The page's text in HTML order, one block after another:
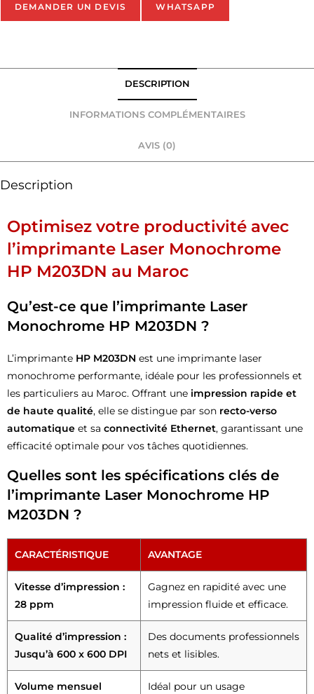
DEMANDER UN DEVIS WHATSAPP
DESCRIPTION
INFORMATIONS COMPLÉMENTAIRES
AVIS (0)
Description
Optimisez votre productivité avec
l’imprimante Laser Monochrome
HP M203DN au Maroc
Qu’est-ce que l’imprimante Laser
Monochrome HP M203DN ?
L’imprimante HP M203DN est une imprimante laser
monochrome performante, idéale pour les professionnels et
les particuliers au Maroc. Offrant une impression rapide et
de haute qualité, elle se distingue par son recto-verso
automatique et sa connectivité Ethernet, garantissant une
efficacité optimale pour vos tâches quotidiennes.
Quelles sont les spécifications clés de
l’imprimante Laser Monochrome HP
M203DN ?
CARACTÉRISTIQUE AVANTAGE
Vitesse d’impression :
28 ppm
Gagnez en rapidité avec une
impression fluide et efficace.
Qualité d’impression :
Jusqu’à 600 x 600 DPI
Des documents professionnels
nets et lisibles.
Volume mensuel Idéal pour un usage